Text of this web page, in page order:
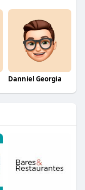
Danniel Georgia